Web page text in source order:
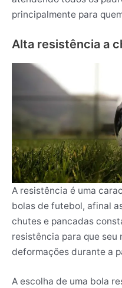
principalmente para
Alta resistência a
A resistência é uma
bolas de futebol, afinal
chutes e pancadas
resistência para que seu
deformações durante a
A escolha de uma bola